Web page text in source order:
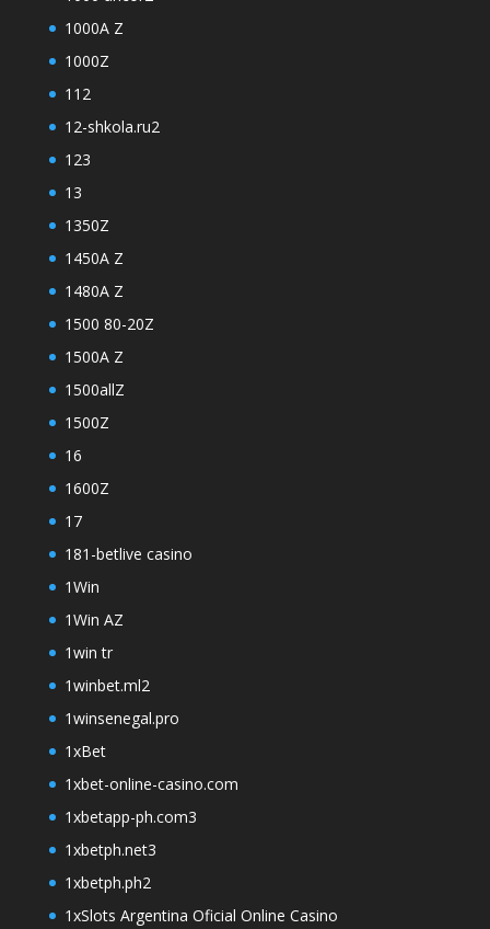
1000A Z
1000Z
112
12-shkola.ru2
123
13
1350Z
1450A Z
1480A Z
1500 80-20Z
1500A Z
1500allZ
1500Z
16
1600Z
17
181-betlive casino
1Win
1Win AZ
1win tr
1winbet.ml2
1winsenegal.pro
1xBet
1xbet-online-casino.com
1xbetapp-ph.com3
1xbetph.net3
1xbetph.ph2
1xSlots Argentina Oficial Online Casino